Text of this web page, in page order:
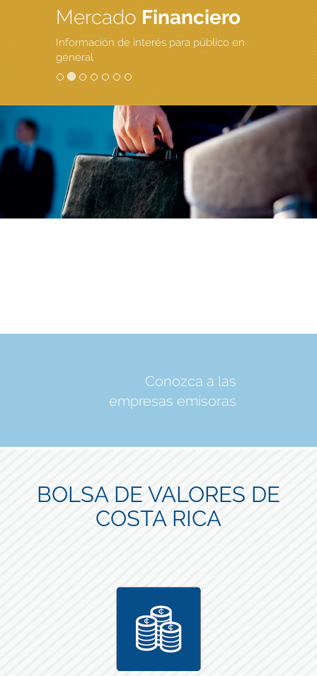
Mercado Financiero
Información de interés para público en
general
Conozca a las
empresas emisoras
BOLSA DE VALORES DE
COSTA RICA